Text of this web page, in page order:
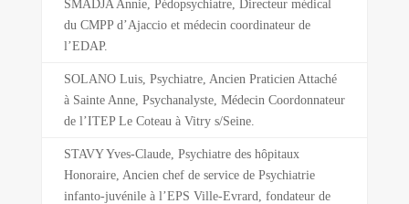
SMADJA Annie, Pédopsychiatre, Directeur médical
du CMPP d’Ajaccio et médecin coordinateur de
l’EDAP.
SOLANO Luis, Psychiatre, Ancien Praticien Attaché
à Sainte Anne, Psychanalyste, Médecin Coordonnateur
de l’ITEP Le Coteau à Vitry s/Seine.
STAVY Yves-Claude, Psychiatre des hôpitaux
Honoraire, Ancien chef de service de Psychiatrie
infanto-juvénile à l’EPS Ville-Evrard, fondateur de